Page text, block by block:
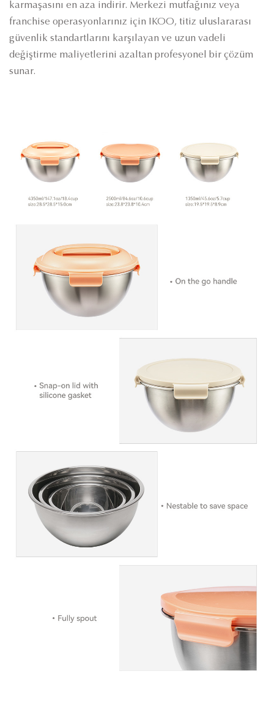
karmaşasını en aza indirir. Merkezi mutfağınız veya
franchise operasyonlarınız için IKOO, titiz uluslararası
güvenlik standartlarını karşılayan ve uzun vadeli
değiştirme maliyetlerini azaltan profesyonel bir çözüm
sunar.